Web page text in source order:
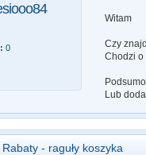
0
Witam
Czy
Chodzi o
Lub
Rabaty - raguły koszyka